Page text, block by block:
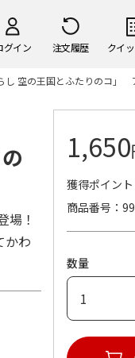
グイン 注文履歴 クイ
し 空の王国とふたりのコ
場！
かわ
1,650
獲得ポイン
商品番号
数量